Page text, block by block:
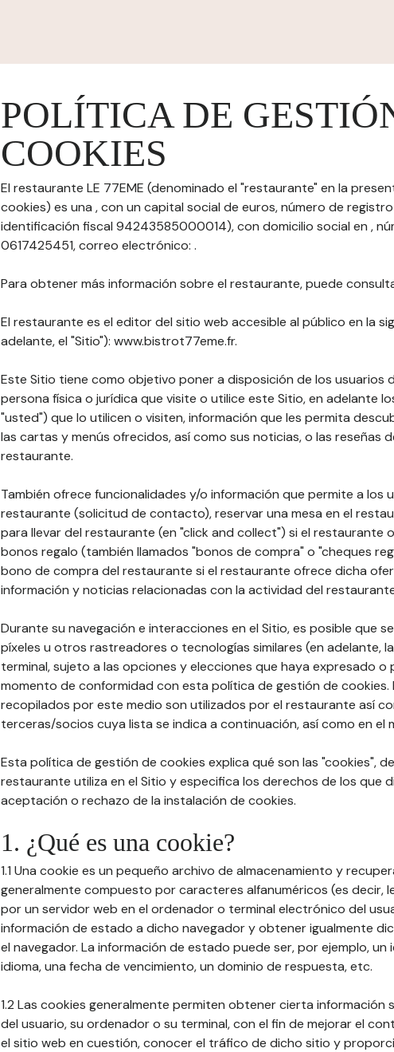
POLÍTICA DE
COOKIES
El restaurante LE 77EME (denominado el "restaurante" en la
cookies) es una , con un capital social de euros, número de
identificación fiscal 94243585000014), con domicilio social en ,
0617425451, correo electrónico: .
Para obtener más información sobre el restaurante, puede
El restaurante es el editor del sitio web accesible al público en la
adelante, el "Sitio"): www.bistrot77eme.fr.
Este Sitio tiene como objetivo poner a disposición de los usuarios
persona física o jurídica que visite o utilice este Sitio, en adelante
"usted") que lo utilicen o visiten, información que les permita
las cartas y menús ofrecidos, así como sus noticias, o las reseñas
restaurante.
También ofrece funcionalidades y/o información que permite a los
restaurante (solicitud de contacto), reservar una mesa en el
para llevar del restaurante (en "click and collect") si el restaurante
bonos regalo (también llamados "bonos de compra" o "cheques
bono de compra del restaurante si el restaurante ofrece dicha
información y noticias relacionadas con la actividad del
Durante su navegación e interacciones en el Sitio, es posible que
píxeles u otros rastreadores o tecnologías similares (en adelante,
terminal, sujeto a las opciones y elecciones que haya expresado o
momento de conformidad con esta política de gestión de
recopilados por este medio son utilizados por el restaurante así
terceras/socios cuya lista se indica a continuación, así como en el
Esta política de gestión de cookies explica qué son las "cookies",
restaurante utiliza en el Sitio y especifica los derechos de los que
aceptación o rechazo de la instalación de cookies.
1. ¿Qué es una cookie?
1.1 Una cookie es un pequeño archivo de almacenamiento y
generalmente compuesto por caracteres alfanuméricos (es decir,
por un servidor web en el ordenador o terminal electrónico del
información de estado a dicho navegador y obtener igualmente
el navegador. La información de estado puede ser, por ejemplo,
idioma, una fecha de vencimiento, un dominio de respuesta, etc.
1.2 Las cookies generalmente permiten obtener cierta información
del usuario, su ordenador o su terminal, con el fin de mejorar el
el sitio web en cuestión, conocer el tráfico de dicho sitio y